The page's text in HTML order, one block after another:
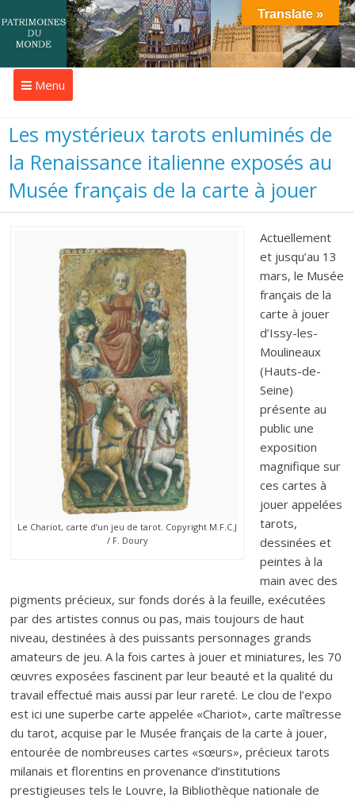
Menu
Les mystérieux tarots enluminés de
la Renaissance italienne exposés au
Musée français de la carte à jouer
Le Chariot, carte d’un jeu de tarot. Copyright M.F.C.J
/ F. Doury
Actuellement
et jusqu’au 13
mars, le Musée
français de la
carte à jouer
d’Issy-les-
Moulineaux
(Hauts-de-
Seine)
présente au
public une
exposition
magnifique sur
ces cartes à
jouer appelées
tarots,
dessinées et
peintes à la
main avec des
pigments précieux, sur fonds dorés à la feuille, exécutées
par des artistes connus ou pas, mais toujours de haut
niveau, destinées à des puissants personnages grands
amateurs de jeu. A la fois cartes à jouer et miniatures, les 70
œuvres exposées fascinent par leur beauté et la qualité du
travail effectué mais aussi par leur rareté. Le clou de l’expo
est ici une superbe carte appelée «Chariot», carte maîtresse
du tarot, acquise par le Musée français de la carte à jouer,
entourée de nombreuses cartes «sœurs», précieux tarots
milanais et florentins en provenance d’institutions
prestigieuses tels le Louvre, la Bibliothèque nationale de
Translate »